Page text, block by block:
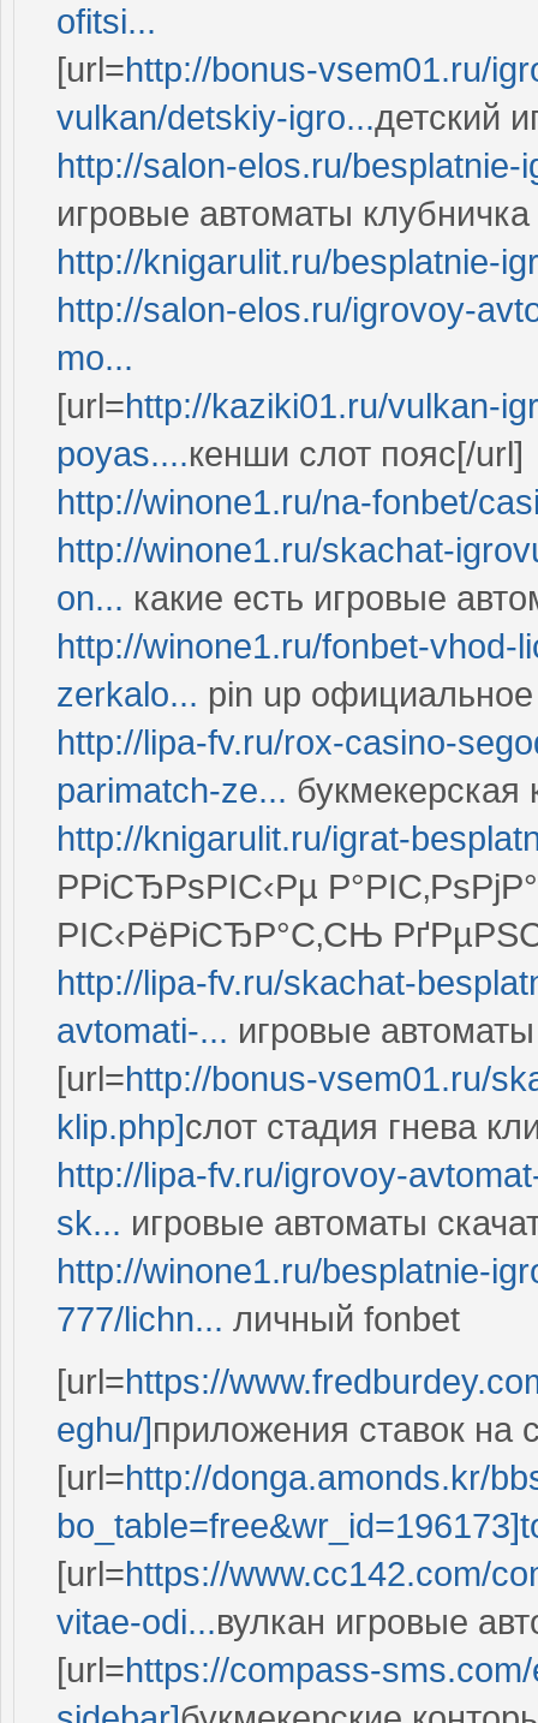
ofitsi...
[url=http://bonus-vsem01.ru/
vulkan/detskiy-igro...детский
http://salon-elos.ru/
игровые автоматы клубничка
http://knigarulit.ru/besplatnie-
http://salon-elos.ru/igrovoy-
mo...
[url=http://kaziki01.ru/vulkan-
poyas....кенши слот пояс[/url]
http://winone1.ru/na-fonbet/
http://winone1.ru/skachat-
on... какие есть игровые
http://winone1.ru/fonbet-vhod-
zerkalo... pin up официальное
http://lipa-fv.ru/rox-casino-
parimatch-ze... букмекерская
http://knigarulit.ru/igrat-
РРіСЂРѕРІС‹Рµ
РІС‹РёРіСЂР°С‚СЊ
http://lipa-fv.ru/skachat-
avtomati-... игровые
[url=http://bonus-vsem01.ru/
klip.php]слот стадия гнева
http://lipa-fv.ru/igrovoy-
sk... игровые автоматы
http://winone1.ru/besplatnie-
777/lichn... личный fonbet
[url=https://
eghu/]приложения ставок на
[url=http://donga.amonds.kr/
[url=https://www.cc142.com/
vitae-odi...вулкан игровые
[url=https://compass-